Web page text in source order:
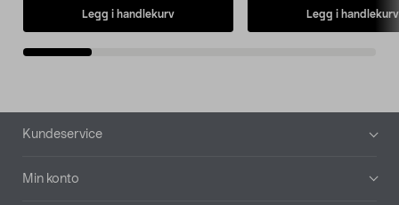
Legg i handlekurv Legg i handlekurv
Bunntekst
Kundeservice
Min konto